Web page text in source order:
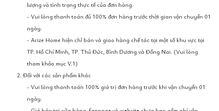
lượng và tình trạng thực tế của đơn hàng.
- Vui lòng thanh toán đủ 100% đơn hàng trước thời gian vận chuyển 01
ngày.
- Arize Home hiện chỉ bán và giao hàng chế tác tại một số khu vực tại
TP. Hồ Chí Minh, TP. Thủ Đức, Bình Dương và Đồng Nai. (Vui lòng
tham khảo mục V.1)
2. Đối với các sản phẩm khác
- Vui lòng thanh toán 100% giá trị đơn hàng trước khi vận chuyển 01
ngày.